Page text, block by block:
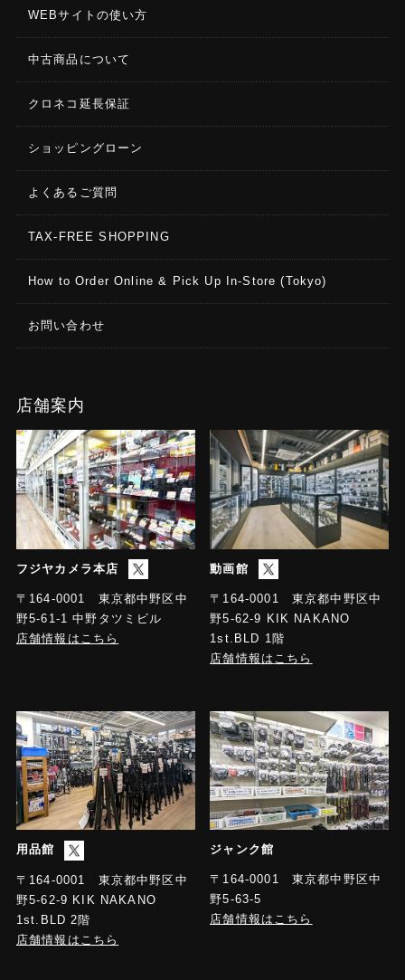
WEBサイトの使い方
中古商品について
クロネコ延長保証
ショッピングローン
よくあるご質問
TAX-FREE SHOPPING
How to Order Online & Pick Up In-Store (Tokyo)
お問い合わせ
店舗案内
フジヤカメラ本店
〒164-0001 東京都中野区中
野5-61-1 中野タツミビル
店舗情報はこちら
動画館
〒164-0001 東京都中野区中
野5-62-9 KIK NAKANO
1st.BLD 1階
店舗情報はこちら
用品館
〒164-0001 東京都中野区中
野5-62-9 KIK NAKANO
1st.BLD 2階
店舗情報はこちら
ジャンク館
〒164-0001 東京都中野区中
野5-63-5
店舗情報はこちら